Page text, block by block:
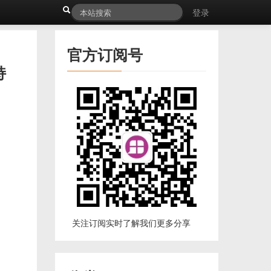
登录
官方订阅号
关注订阅实时了解我们更多分享